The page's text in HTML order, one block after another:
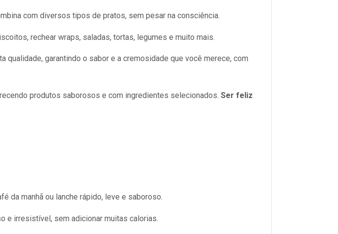
com diversos tipos de pratos, sem pesar na consciência.
rechear wraps, saladas, tortas, legumes e muito mais.
qualidade, garantindo o sabor e a cremosidade que você merece, com
produtos saborosos e com ingredientes selecionados. Ser feliz
da manhã ou lanche rápido, leve e saboroso.
e irresistível, sem adicionar muitas calorias.